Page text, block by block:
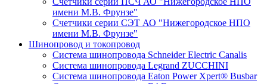
имени М.В. Фрунзе"
Счетчики серии СЭТ АО "Нижегородское НПО
имени М.В. Фрунзе"
Шинопровод и токопровод
Система шинопровода Schneider Electric Canalis
Система шинопровода Legrand ZUCCHINI
Система шинопровода Eaton Power Xpert® Busbar